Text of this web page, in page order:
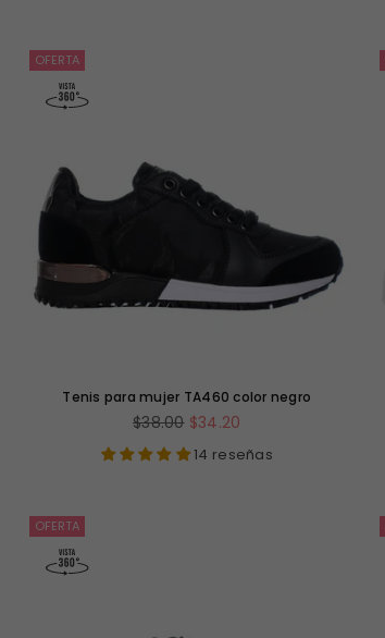
OFERTA
Tenis para mujer TA460 color negro
Precio
$38.00 $34.20
14 reseñas
OFERTA